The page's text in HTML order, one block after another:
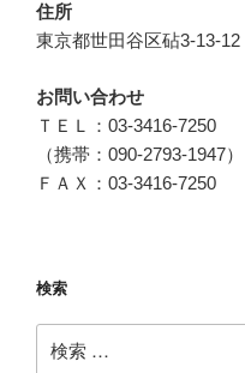
住所
東京都世田谷区砧3-13-12
お問い合わせ
ＴＥＬ：03-3416-7250
（携帯：090-2793-1947）
ＦＡＸ：03-3416-7250
検索
検
索: